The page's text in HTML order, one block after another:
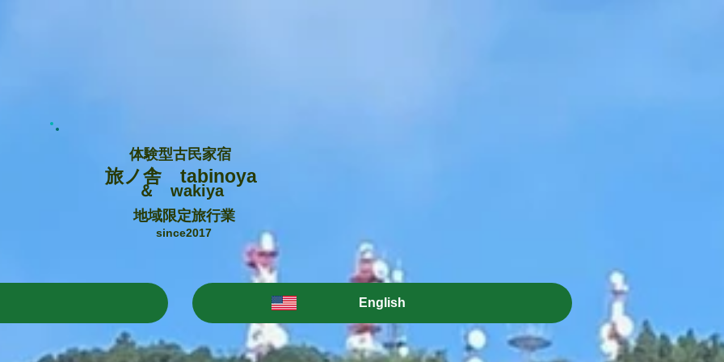
体験型古民家宿
旅ノ舎 tabinoya
＆ wakiya
地域限定旅行業
since2017
English